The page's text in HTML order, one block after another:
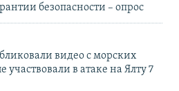
безопасности – опрос
видео с морских
участвовали в атаке на Ялту 7